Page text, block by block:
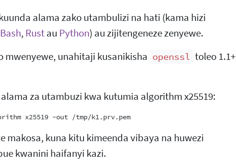
alama zako utambulizi na hati (kama hizi
Bash, Rustau Python) au zijitengeneze zenyewe.
mwenyewe, unahitaji kusanikisha openssl toleo 1.1+
za utambuzi kwa kutumia algorithm x25519:
$ openssl genpkey -algorithm x25519 -out /tmp/k1.prv.pem
makosa, kuna kitu kimeenda vibaya na huwezi
kwanini haifanyi kazi.